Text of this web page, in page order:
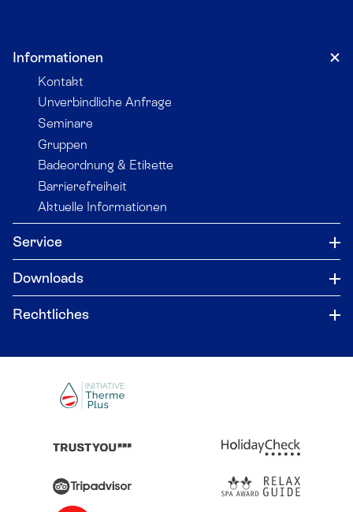
Informationen
Kontakt
Unverbindliche Anfrage
Seminare
Gruppen
Badeordnung & Etikette
Barrierefreiheit
Aktuelle Informationen
Service
Downloads
Rechtliches